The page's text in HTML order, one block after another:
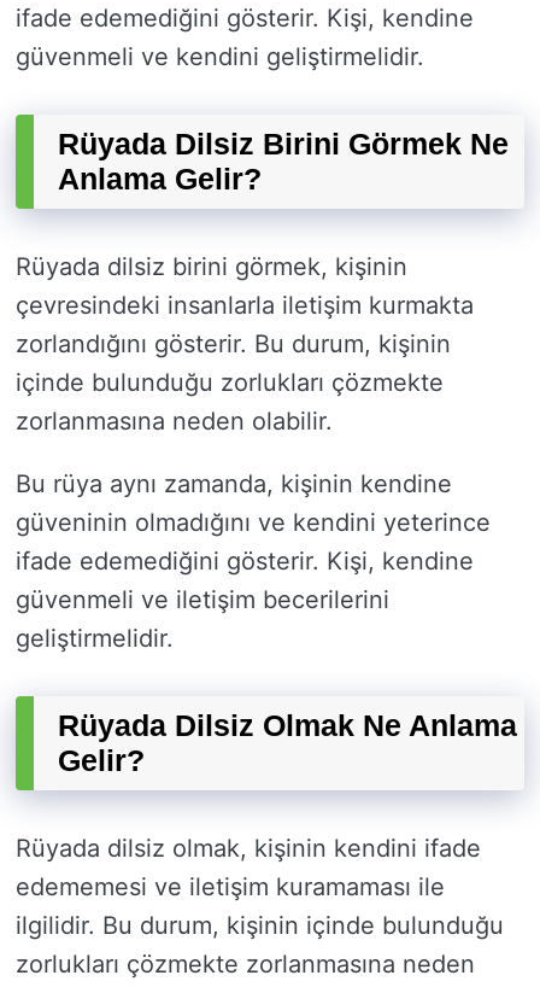
ifade edemediğini gösterir. Kişi, kendine
güvenmeli ve kendini geliştirmelidir.
Rüyada Dilsiz Birini Görmek Ne
Anlama Gelir?
Rüyada dilsiz birini görmek, kişinin
çevresindeki insanlarla iletişim kurmakta
zorlandığını gösterir. Bu durum, kişinin
içinde bulunduğu zorlukları çözmekte
zorlanmasına neden olabilir.
Bu rüya aynı zamanda, kişinin kendine
güveninin olmadığını ve kendini yeterince
ifade edemediğini gösterir. Kişi, kendine
güvenmeli ve iletişim becerilerini
geliştirmelidir.
Rüyada Dilsiz Olmak Ne Anlama
Gelir?
Rüyada dilsiz olmak, kişinin kendini ifade
edememesi ve iletişim kuramaması ile
ilgilidir. Bu durum, kişinin içinde bulunduğu
zorlukları çözmekte zorlanmasına neden